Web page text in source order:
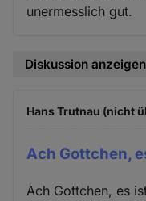
unermesslich gut.
Diskussion anzeigen
Hans Trutnau (nicht
Ach Gottchen,
Ach Gottchen, es